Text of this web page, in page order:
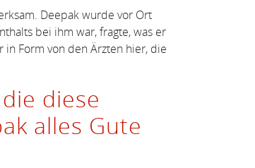
Deepak wurde vor Ort
bei ihm war, fragte, was er
in Form von den Ärzten hier, die
diese
alles Gute